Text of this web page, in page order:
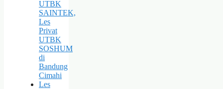
UTBK
SAINTEK,
Les
Privat
UTBK
SOSHUM
di
Bandung
Cimahi
Les